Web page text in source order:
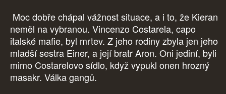
Moc dobře chápal vážnost situace, a i to, že Kieran
neměl na vybranou. Vincenzo Costarela, capo
italské mafie, byl mrtev. Z jeho rodiny zbyla jen jeho
mladší sestra Einer, a její bratr Aron. Oni jediní, byli
mimo Costarelovo sídlo, když vypukl onen hrozný
masakr. Válka gangů.